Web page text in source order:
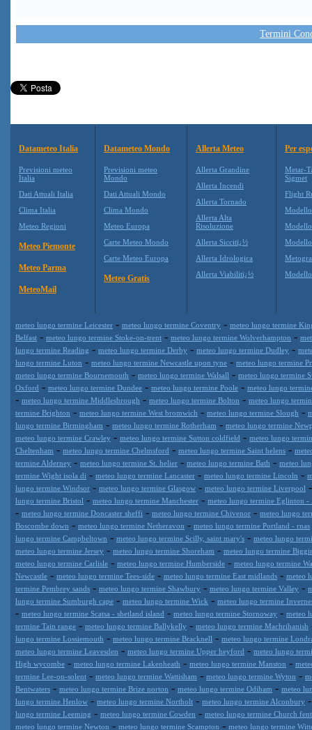
Termini
Datameteo Italia
Previsioni meteo
Italia
Dati Attuali Italia
Clima Italia
Meteo Regioni
Meteo Piemonte
Meteo Parma
MeteoMail
Datameteo Mondo
Previsioni meteo
Mondo
Dati Attuali Mondo
Clima Mondo
Meteo Europa
Carte Meteo Mondo
Carte Meteo Europa
Meteo Gratis
Allerta Meteo
Allerta Grandine
Allerta Incendi
Allerta Tornado
Allerta Alta
Risoluzione
Allerta Siccitï¿½
Allerta Idrologica
Allerta Viabilitï¿½
Per
Metar-
Sigmet
Flight
Modello
meteo lungo termine Leicester - meteo lungo termine Coventry - meteo lungo termine
Belfast - meteo lungo termine Stoke-on-trent - meteo lungo termine Wolverhampton -
lungo termine Reading - meteo lungo termine Derby - meteo lungo termine Dudley -
lungo termine Luton - meteo lungo termine Newcastle upon tyne - meteo lungo termine
meteo lungo termine Bournemouth - meteo lungo termine Walsall - meteo lungo termine
Oxford - meteo lungo termine Dundee - meteo lungo termine Poole - meteo lungo
- meteo lungo termine Middlesbrough - meteo lungo termine Bolton - meteo lungo
termine Brighton - meteo lungo termine West bromwich - meteo lungo termine Slough -
lungo termine Birmingham - meteo lungo termine Rotherham - meteo lungo termine
meteo lungo termine Crawley - meteo lungo termine Sutton coldfield - meteo lungo
Cheltenham - meteo lungo termine Chelmsford - meteo lungo termine Saint helens -
termine Alderney - meteo lungo termine St. helier - meteo lungo termine Bath - meteo
termine Wight isola di - meteo lungo termine Lancaster - meteo lungo termine Lincoln -
lungo termine Windsor - meteo lungo termine Glasgow - meteo lungo termine Liverpool
lungo termine Bristol - meteo lungo termine Manchester - meteo lungo termine Eglinton -
- meteo lungo termine Doncaster sheffi - meteo lungo termine Chivenor - meteo lungo
Boscombe down - meteo lungo termine Netheravon - meteo lungo termine Portland - rnas
lungo termine Campbeltown - meteo lungo termine Scilly, saint mary's - meteo lungo
meteo lungo termine Jersey - meteo lungo termine Shoreham - meteo lungo termine
meteo lungo termine Carlisle - meteo lungo termine Humberside - meteo lungo termine
Newcastle - meteo lungo termine Tees-side - meteo lungo termine East midlands - meteo
termine Pembrey sands - meteo lungo termine Shawbury - meteo lungo termine Valley -
lungo termine Sumburgh cape - meteo lungo termine Wick - meteo lungo termine
- meteo lungo termine Scatsa - shetland island - meteo lungo termine Stornoway - meteo
termine Tain range - meteo lungo termine Ballykelly - meteo lungo termine Machrihanish
lungo termine Lossiemouth - meteo lungo termine Bracknell - meteo lungo termine
meteo lungo termine Leavesden - meteo lungo termine Upper heyford - meteo lungo
High wycombe - meteo lungo termine Lakenheath - meteo lungo termine Manston -
termine Lee-on-solent - meteo lungo termine Wattisham - meteo lungo termine Wyton -
Bentwaters - meteo lungo termine Brize norton - meteo lungo termine Odiham - meteo
lungo termine Henlow - meteo lungo termine Northolt - meteo lungo termine Alconbury
lungo termine Leeming - meteo lungo termine Cowden - meteo lungo termine Church
meteo lungo termine Newton - meteo lungo termine Scampton - meteo lungo termine